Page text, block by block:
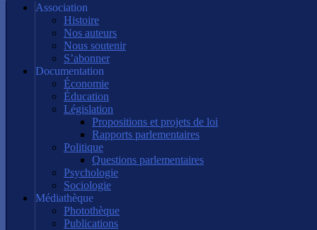
Association
Histoire
Nos auteurs
Nous soutenir
S’abonner
Documentation
Économie
Éducation
Législation
Propositions et projets de loi
Rapports parlementaires
Politique
Questions parlementaires
Psychologie
Sociologie
Médiathèque
Photothèque
Publications